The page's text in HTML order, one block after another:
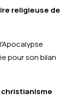
religieuse de
pour son bilan
christianisme